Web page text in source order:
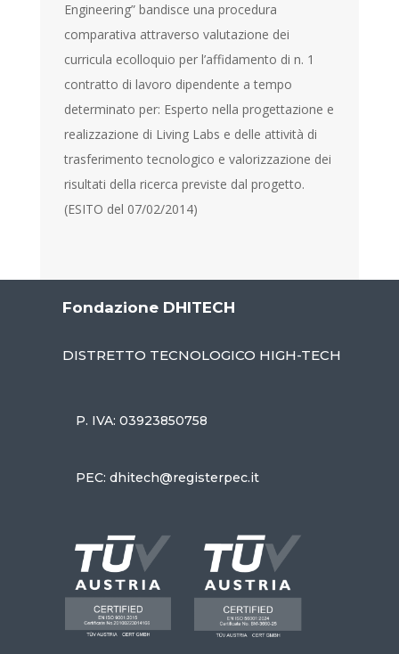
Engineering” bandisce una procedura
comparativa attraverso valutazione dei
curricula ecolloquio per l’affidamento di n. 1
contratto di lavoro dipendente a tempo
determinato per: Esperto nella progettazione e
realizzazione di Living Labs e delle attività di
trasferimento tecnologico e valorizzazione dei
risultati della ricerca previste dal progetto.
(ESITO del 07/02/2014)
Fondazione DHITECH
DISTRETTO TECNOLOGICO HIGH-TECH
P. IVA: 03923850758
PEC: dhitech@registerpec.it